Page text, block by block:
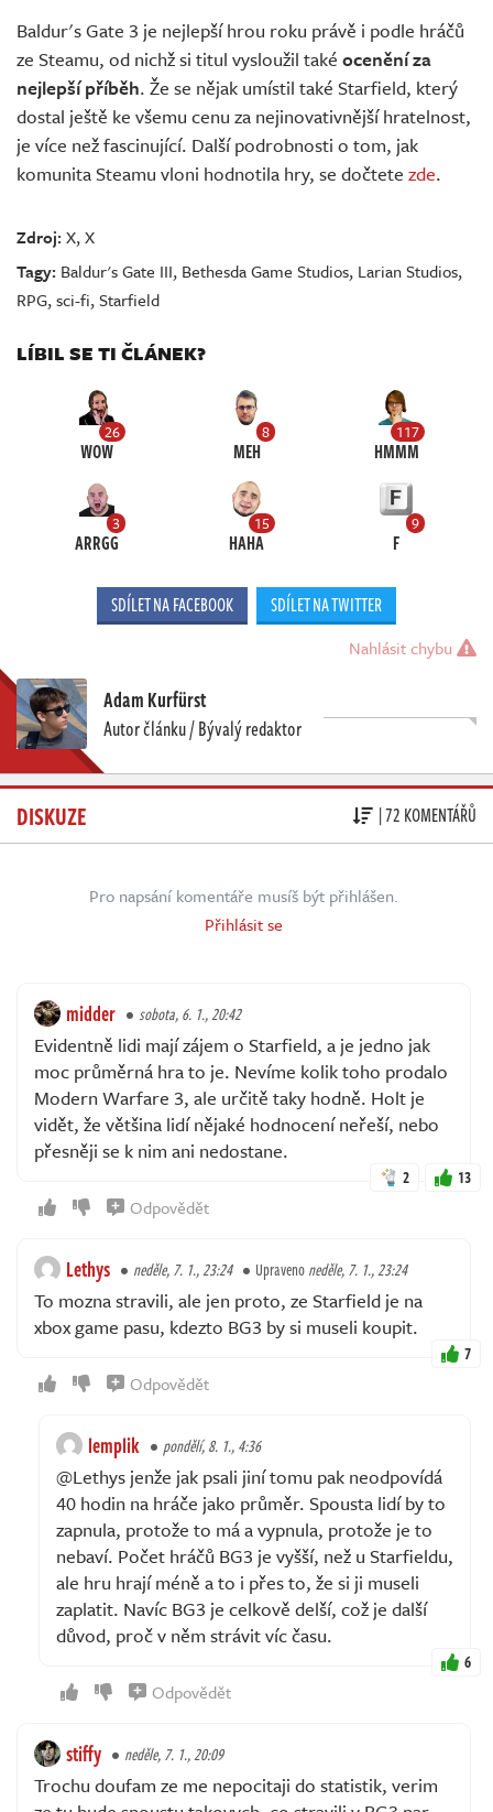
Baldur's Gate 3 je nejlepší hrou roku právě i podle hráčů
ze Steamu, od nichž si titul vysloužil také ocenění za
nejlepší příběh. Že se nějak umístil také Starfield, který
dostal ještě ke všemu cenu za nejinovativnější hratelnost,
je více než fascinující. Další podrobnosti o tom, jak
komunita Steamu vloni hodnotila hry, se dočtete zde.
Zdroj:X,X
Tagy: Baldur's Gate III, Bethesda Game Studios, Larian Studios,
RPG,sci-fi,Starfield
LÍBIL SE TI ČLÁNEK?
26
WOW
8
MEH
117
HMMM
3
ARRGG
15
HAHA
9
F
SDÍLET NA FACEBOOK SDÍLET NA TWITTER
Nahlásit chybu
Adam Kurfürst
Autor článku / Bývalý redaktor
DISKUZE | 72 KOMENTÁŘŮ
Pro napsání komentáře musíš být přihlášen.
Přihlásit se
midder sobota, 6. 1., 20:42
Evidentně lidi mají zájem o Starfield, a je jedno jak
moc průměrná hra to je. Nevíme kolik toho prodalo
Modern Warfare 3, ale určitě taky hodně. Holt je
vidět, že většina lidí nějaké hodnocení neřeší, nebo
přesněji se k nim ani nedostane.
2 13
Odpovědět
Lethys neděle, 7. 1., 23:24 Upravenoneděle, 7. 1., 23:24
To mozna stravili, ale jen proto, ze Starfield je na
xbox game pasu, kdezto BG3 by si museli koupit.
7
Odpovědět
lemplik pondělí, 8. 1., 4:36
@Lethys jenže jak psali jiní tomu pak neodpovídá
40 hodin na hráče jako průměr. Spousta lidí by to
zapnula, protože to má a vypnula, protože je to
nebaví. Počet hráčů BG3 je vyšší, než u Starfieldu,
ale hru hrají méně a to i přes to, že si ji museli
zaplatit. Navíc BG3 je celkově delší, což je další
důvod, proč v něm strávit víc času.
6
Odpovědět
stiffy neděle, 7. 1., 20:09
Trochu doufam ze me nepocitaji do statistik, verim